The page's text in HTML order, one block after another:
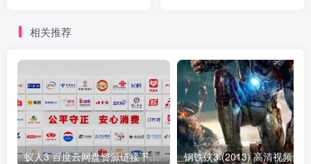
相关推荐
蚁人3 百度云网盘资源链接下载迅雷下载百度云网盘